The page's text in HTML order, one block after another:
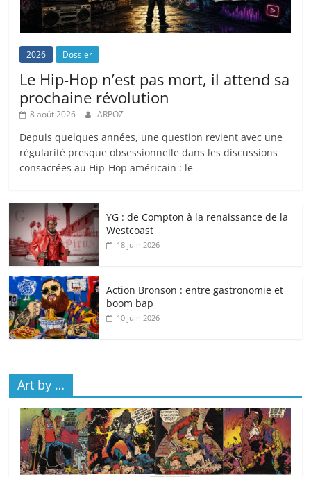
2026 Dossier
Le Hip-Hop n’est pas mort, il attend sa
prochaine révolution
8 août 2026 ARPOZ
Depuis quelques années, une question revient avec une
régularité presque obsessionnelle dans les discussions
consacrées au Hip-Hop américain : le
YG : de Compton à la renaissance de la
Westcoast
18 juin 2026
Action Bronson : entre gastronomie et
boom bap
10 juin 2026
Art by …